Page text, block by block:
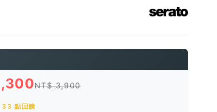
NT$ 3,900
33 點回饋